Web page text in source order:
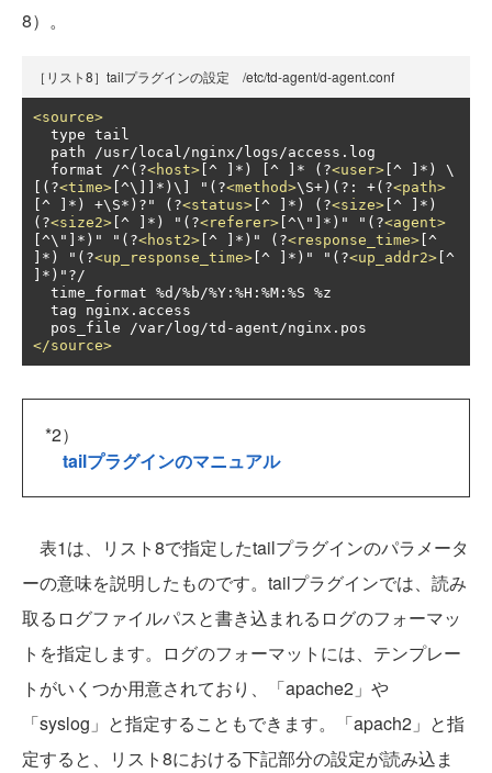
8）。
［リスト8］tailプラグインの設定 /etc/td-agent/d-agent.conf
<source>
  format /^(?
<host> [^ ]*) [^ ]* (?<user> [^ ]*) \
[(?<time> [^\]]*)\] "(?<method>\S+)(?: +(?<path>
[^ ]*) +\S*)?" (?<status> [^ ]*) (?<size> [^ ]*)
(?<size2> [^ ]*) "(?<referer> [^\"]*)" "(?<agent>
[^\"]*)" "(?<host2> [^ ]*)" (?<response_time> [^
]*) "(?<up_response_time> [^ ]*)" "(?<up_addr2> [^
]*)"?/
</source>
*2）
tailプラグインのマニュアル
表1は、リスト8で指定したtailプラグインのパラメータ
ーの意味を説明したものです。tailプラグインでは、読み
取るログファイルパスと書き込まれるログのフォーマッ
トを指定します。ログのフォーマットには、テンプレー
トがいくつか用意されており、「apache2」や
「syslog」と指定することもできます。「apach2」と指
定すると、リスト8における下記部分の設定が読み込ま